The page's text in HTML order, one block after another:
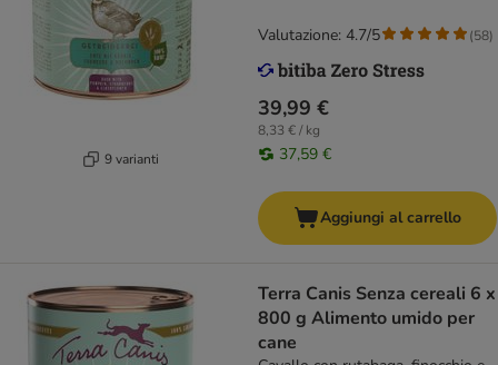
9 varianti
39,99 €
8,33 € / kg
37,59 €
Valutazione: 4.7/5 (58)
Aggiungi al carrello
Terra Canis Senza cereali 6 x
800 g Alimento umido per
cane